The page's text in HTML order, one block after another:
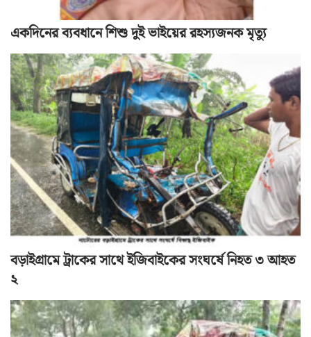
একদিনের ব্যবধানে শিশু দুই ভাইয়ের রহস্যজনক মৃত্যু
বড়াইগ্রামে ট্রাকের সাথে ইজিবাইকের সংঘর্ষে নিহত ৩ আহত
২